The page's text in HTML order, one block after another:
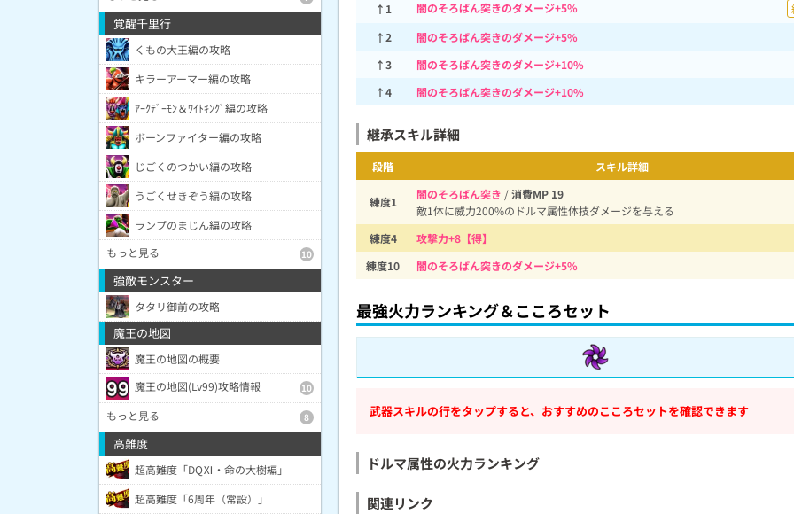
↑1 闇のそろばん突きのダメージ+5%
↑2
闇のそろばん突きのダメージ+5%
↑3
闇のそろばん突きのダメージ+10%
↑4
闇のそろばん突きのダメージ+10%
継承スキル詳細
段階 スキル詳細
練度1
闇のそろばん突き /消費MP 19
敵1体に威力200%のドルマ属性体技ダメージを与える
練度4
攻撃力+8【得】
練度10
闇のそろばん突きのダメージ+5%
最強火力ランキング＆こころセット
武器スキルの行をタップすると、おすすめのこころセットを確認できます
ドルマ属性の火力ランキング
関連リンク
覚醒千里行
くもの大王編の攻略
キラーアーマー編の攻略
ｱｰｸﾃﾞｰﾓﾝ＆ﾜｲﾄｷﾝｸﾞ編の攻略
ボーンファイター編の攻略
じごくのつかい編の攻略
うごくせきぞう編の攻略
ランプのまじん編の攻略
もっと見る
10
強敵モンスター
タタリ御前の攻略
魔王の地図
魔王の地図の概要
魔王の地図(Lv99)攻略情報
10
もっと見る 8
高難度
超高難度「DQⅪ・命の大樹編」
超高難度「6周年（常設）」